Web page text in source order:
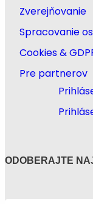
Zverejňovanie
Spracovanie
Cookies &
Pre partnerov
ODOBERAJTE